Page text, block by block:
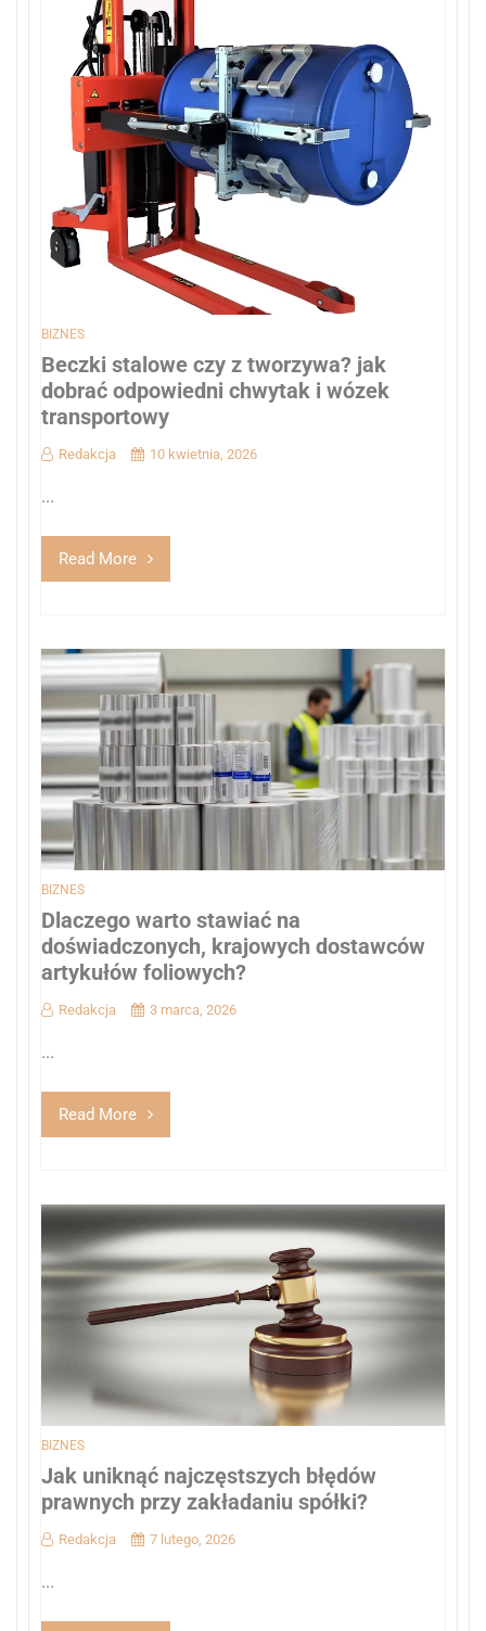
BIZNES
Beczki stalowe czy z tworzywa? jak
dobrać odpowiedni chwytak i wózek
transportowy
Redakcja 10 kwietnia, 2026
...
Read More
BIZNES
Dlaczego warto stawiać na
doświadczonych, krajowych dostawców
artykułów foliowych?
Redakcja 3 marca, 2026
...
Read More
BIZNES
Jak uniknąć najczęstszych błędów
prawnych przy zakładaniu spółki?
Redakcja 7 lutego, 2026
...